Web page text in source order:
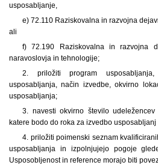
usposabljanje,
e) 72.110 Raziskovalna in razvojna
ali
f) 72.190 Raziskovalna in razvojna
naravoslovja in tehnologije;
2. priložiti program
usposabljanja, način izvedbe, okvirno
usposabljanja;
3. navesti okvirno število
katere bodo do roka za izvedbo
4. priložiti poimenski seznam
usposabljanja in izpolnjujejo pogoje
Usposobljenost in reference morajo biti